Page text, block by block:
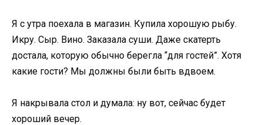
Я с утра поехала в магазин. Купила хорошую рыбу.
Икру. Сыр. Вино. Заказала суши. Даже скатерть
достала, которую обычно берегла “для гостей”. Хотя
какие гости? Мы должны были быть вдвоем.
Я накрывала стол и думала: ну вот, сейчас будет
хороший вечер.